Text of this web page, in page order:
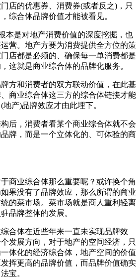
店的优惠券、消费券(或者反之)，只
综合体品牌价值才能被看见。
本是对地产消费价值的深度挖掘，也
营。地产方要为消费提供全方位的策
店都是必须的、确保每一单消费都是
这就是商业综合体的品牌化服务。
方和消费者的双方联动价值，在此基
商业综合体这三方的综合体链接才能
产)品牌效应才由此埋下。
后，消费者看某个商业综合体就不会
牌，而是一个立体化的、可体验的商
商业综合体那么重要呢？或许换个角
果没有了品牌效应，那么所谓的商业
的菜市场。菜市场就是商人重利轻离
品牌整体的发展。
合体在近些年来一直未实现品牌效
发展方向，对于地产的空间经济，只
体化的经济综合体，地产空间的价值
挥更高的品牌价值，而品牌价值确实
宝。